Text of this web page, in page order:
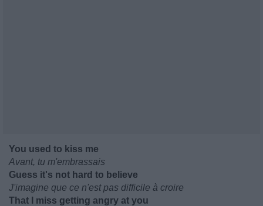
You used to kiss me
Avant, tu m'embrassais
Guess it's not hard to believe
J'imagine que ce n'est pas difficile à croire
That I miss getting angry at you